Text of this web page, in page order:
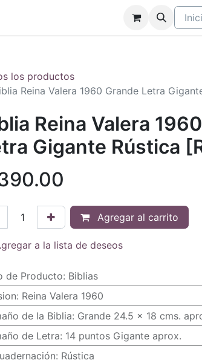
los productos
Reina Valera 1960 Grande Letra
Reina Valera
Gigante Rústica
Agregar al carrito
a la lista de deseos
de Producto: Biblias
: Reina Valera 1960
de la Biblia: Grande 24.5 x 18 cms.
de Letra: 14 puntos Gigante aprox.
: Rústica